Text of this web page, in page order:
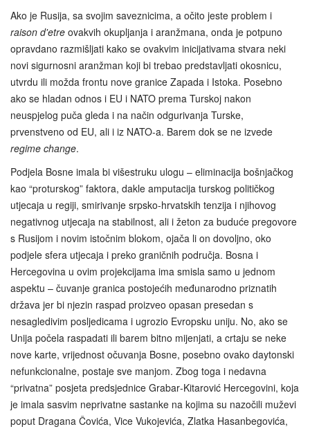
Ako je Rusija, sa svojim saveznicima, a očito jeste problem i
raison d'etre ovakvih okupljanja i aranžmana, onda je potpuno
opravdano razmišljati kako se ovakvim inicijativama stvara neki
novi sigurnosni aranžman koji bi trebao predstavljati okosnicu,
utvrdu ili možda frontu nove granice Zapada i Istoka. Posebno
ako se hladan odnos i EU i NATO prema Turskoj nakon
neuspjelog puča gleda i na način odgurivanja Turske,
prvenstveno od EU, ali i iz NATO-a. Barem dok se ne izvede
regime change.
Podjela Bosne imala bi višestruku ulogu – eliminacija bošnjačkog
kao “proturskog” faktora, dakle amputacija turskog političkog
utjecaja u regiji, smirivanje srpsko-hrvatskih tenzija i njihovog
negativnog utjecaja na stabilnost, ali i žeton za buduće pregovore
s Rusijom i novim istočnim blokom, ojača li on dovoljno, oko
podjele sfera utjecaja i preko graničnih područja. Bosna i
Hercegovina u ovim projekcijama ima smisla samo u jednom
aspektu – čuvanje granica postojećih međunarodno priznatih
država jer bi njezin raspad proizveo opasan presedan s
nesagledivim posljedicama i ugrozio Evropsku uniju. No, ako se
Unija počela raspadati ili barem bitno mijenjati, a crtaju se neke
nove karte, vrijednost očuvanja Bosne, posebno ovako daytonski
nefunkcionalne, postaje sve manjom. Zbog toga i nedavna
“privatna” posjeta predsjednice Grabar‑Kitarović Hercegovini, koja
je imala sasvim neprivatne sastanke na kojima su nazočili muževi
poput Dragana Čovića, Vice Vukojevića, Zlatka Hasanbegovića,